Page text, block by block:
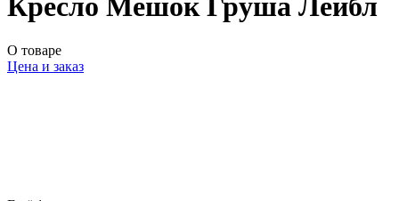
Кресло Мешок Груша Лейбл
О товаре
Цена и заказ